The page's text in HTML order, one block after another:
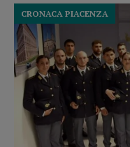
CRONACA PIACENZA